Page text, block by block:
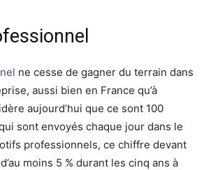
ne cesse de gagner du terrain dans
aussi bien en France qu’à
aujourd’hui que ce sont 100
sont envoyés chaque jour dans le
professionnels, ce chiffre devant
moins 5 % durant les cinq ans à